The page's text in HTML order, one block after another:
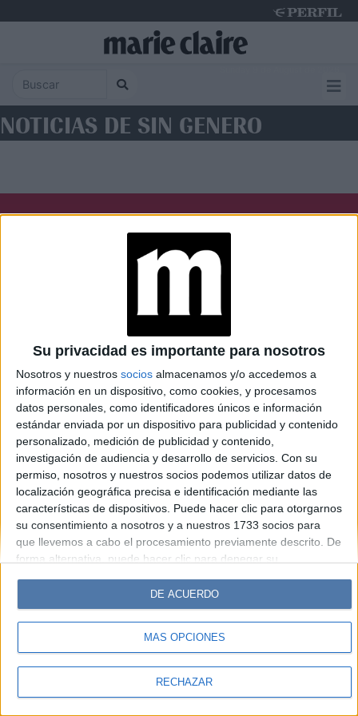
Su privacidad es importante para nosotros
Nosotros y nuestros socios almacenamos y/o accedemos a
información en un dispositivo, como cookies, y procesamos
datos personales, como identificadores únicos e información
estándar enviada por un dispositivo para publicidad y contenido
personalizado, medición de publicidad y contenido,
investigación de audiencia y desarrollo de servicios. Con su
permiso, nosotros y nuestros socios podemos utilizar datos de
localización geográfica precisa e identificación mediante las
características de dispositivos. Puede hacer clic para otorgarnos
su consentimiento a nosotros y a nuestros 1733 socios para
que llevemos a cabo el procesamiento previamente descrito. De
forma alternativa, puede hacer clic para denegar su
cambiar sus preferencias antes de otorgar su consentimiento.
Tenga en cuenta que algún procesamiento de sus datos
personales puede no requerir de su consentimiento, pero usted
tiene el derecho de rechazar tal procesamiento. Sus
sus preferencias o retirar su consentimiento en cualquier
MÁS OPCIONES
RECHAZAR
DE ACUERDO
NOTICIAS DE SIN GENERO
Caras Noticias
Weekend Parabrisas
Look
Luz Mía Lunateen Break BATimes
© Perfil.com 2006-2019 - Todos los derechos reservados
Registro de Propiedad Intelectual: Nro. 5346433